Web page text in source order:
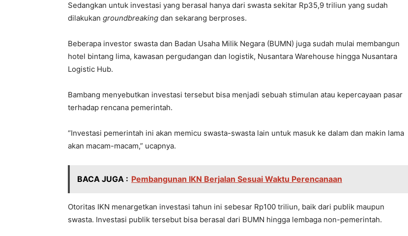
Sedangkan untuk investasi yang berasal hanya dari swasta sekitar Rp35,9 triliun yang sudah
dilakukan groundbreaking dan sekarang berproses.
Beberapa investor swasta dan Badan Usaha Milik Negara (BUMN) juga sudah mulai membangun
hotel bintang lima, kawasan pergudangan dan logistik, Nusantara Warehouse hingga Nusantara
Logistic Hub.
Bambang menyebutkan investasi tersebut bisa menjadi sebuah stimulan atau kepercayaan pasar
terhadap rencana pemerintah.
“Investasi pemerintah ini akan memicu swasta-swasta lain untuk masuk ke dalam dan makin lama
akan macam-macam,” ucapnya.
BACA JUGA : Pembangunan IKN Berjalan Sesuai Waktu Perencanaan
Otoritas IKN menargetkan investasi tahun ini sebesar Rp100 triliun, baik dari publik maupun
swasta. Investasi publik tersebut bisa berasal dari BUMN hingga lembaga non-pemerintah.